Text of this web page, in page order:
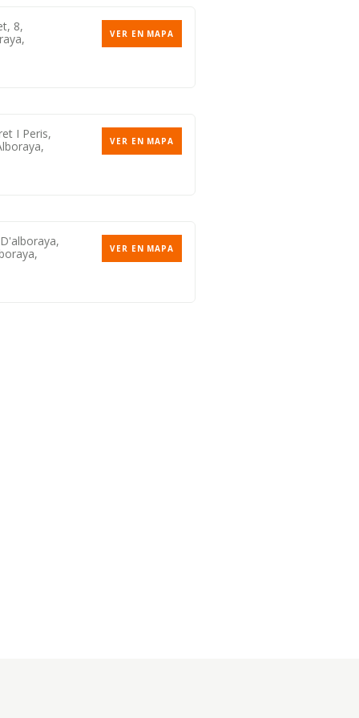
8,
VER EN MAPA
I Peris,
VER EN MAPA
VER EN MAPA